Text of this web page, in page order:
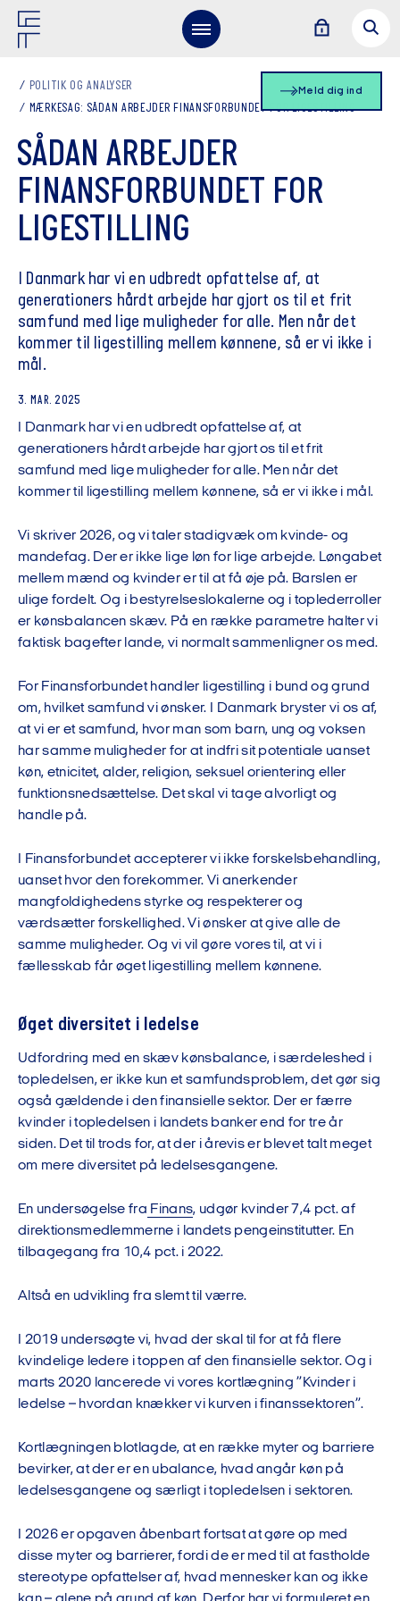
Meld dig ind
POLITIK OG ANALYSER
MÆRKESAG: SÅDAN ARBEJDER FINANSFORBUNDET FOR LIGESTILLING
SÅDAN ARBEJDER
FINANSFORBUNDET FOR
LIGESTILLING
I Danmark har vi en udbredt opfattelse af, at
generationers hårdt arbejde har gjort os til et frit
samfund med lige muligheder for alle. Men når det
kommer til ligestilling mellem kønnene, så er vi ikke i
mål.
3. MAR. 2025
I Danmark har vi en udbredt opfattelse af, at
generationers hårdt arbejde har gjort os til et frit
samfund med lige muligheder for alle. Men når det
kommer til ligestilling mellem kønnene, så er vi ikke i mål.
Vi skriver 2026, og vi taler stadigvæk om kvinde- og
mandefag. Der er ikke lige løn for lige arbejde. Løngabet
mellem mænd og kvinder er til at få øje på. Barslen er
ulige fordelt. Og i bestyrelseslokalerne og i toplederroller
er kønsbalancen skæv. På en række parametre halter vi
faktisk bagefter lande, vi normalt sammenligner os med.
For Finansforbundet handler ligestilling i bund og grund
om, hvilket samfund vi ønsker. I Danmark bryster vi os af,
at vi er et samfund, hvor man som barn, ung og voksen
har samme muligheder for at indfri sit potentiale uanset
køn, etnicitet, alder, religion, seksuel orientering eller
funktionsnedsættelse. Det skal vi tage alvorligt og
handle på.
I Finansforbundet accepterer vi ikke forskelsbehandling,
uanset hvor den forekommer. Vi anerkender
mangfoldighedens styrke og respekterer og
værdsætter forskellighed. Vi ønsker at give alle de
samme muligheder. Og vi vil gøre vores til, at vi i
fællesskab får øget ligestilling mellem kønnene.
Øget diversitet i ledelse
Udfordring med en skæv kønsbalance, i særdeleshed i
topledelsen, er ikke kun et samfundsproblem, det gør sig
også gældende i den finansielle sektor. Der er færre
kvinder i topledelsen i landets banker end for tre år
siden. Det til trods for, at der i årevis er blevet talt meget
om mere diversitet på ledelsesgangene.
En undersøgelse fra Finans, udgør kvinder 7,4 pct. af
direktionsmedlemmerne i landets pengeinstitutter. En
tilbagegang fra 10,4 pct. i 2022.
Altså en udvikling fra slemt til værre.
I 2019 undersøgte vi, hvad der skal til for at få flere
kvindelige ledere i toppen af den finansielle sektor. Og i
marts 2020 lancerede vi vores kortlægning ”Kvinder i
ledelse – hvordan knækker vi kurven i finanssektoren”.
Kortlægningen blotlagde, at en række myter og barriere
bevirker, at der er en ubalance, hvad angår køn på
ledelsesgangene og særligt i topledelsen i sektoren.
I 2026 er opgaven åbenbart fortsat at gøre op med
disse myter og barrierer, fordi de er med til at fastholde
stereotype opfattelser af, hvad mennesker kan og ikke